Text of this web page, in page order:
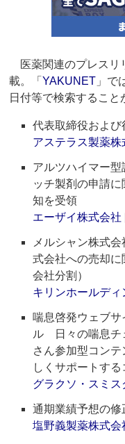
医薬関連のプレスリ
載。「YAKUNET 」で
日付等で検索するこ
代表取締役および
アステラス製薬株
アルツハイマー
ッチ製剤の申請
知を受領
エーザイ株式会社
メルシャン株式
式会社への売却
会社分割）
キリンホールデ
喘息啓発ウェブ
ル 日々の喘息チ
さん参加型コン
しくサポートす
グラクソ・スミ
通期業績予想の
塩野義製薬株式会